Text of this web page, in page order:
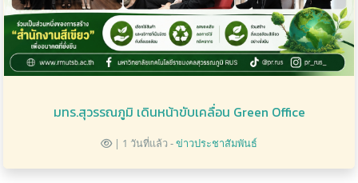
มทร.สุวรรณภูมิ เดินหน้าขับเคลื่อน Green Office
| 1 วันที่แล้ว -ข่าวประชาสัมพันธ์